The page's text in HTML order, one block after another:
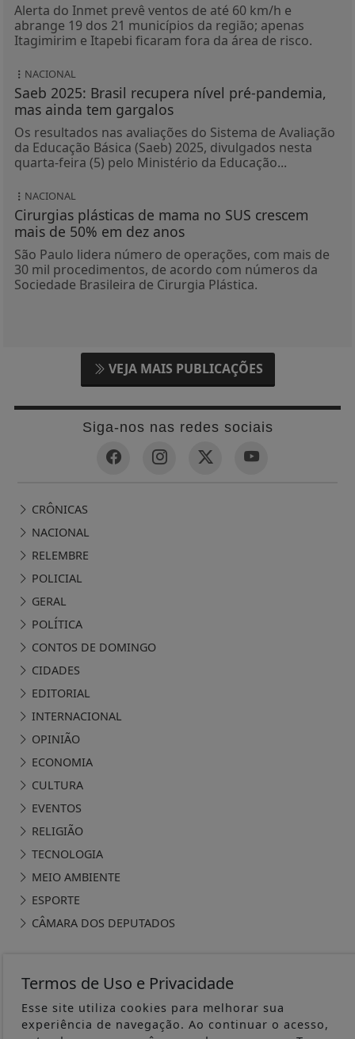
Alerta do Inmet prevê ventos de até 60 km/h e
abrange 19 dos 21 municípios da região; apenas
Itagimirim e Itapebi ficaram fora da área de risco.
NACIONAL
Saeb 2025: Brasil recupera nível pré-pandemia,
mas ainda tem gargalos
Os resultados nas avaliações do Sistema de Avaliação
da Educação Básica (Saeb) 2025, divulgados nesta
quarta-feira (5) pelo Ministério da Educação...
NACIONAL
Cirurgias plásticas de mama no SUS crescem
mais de 50% em dez anos
São Paulo lidera número de operações, com mais de
30 mil procedimentos, de acordo com números da
Sociedade Brasileira de Cirurgia Plástica.
VEJA MAIS PUBLICAÇÕES
Siga-nos nas redes sociais
CRÔNICAS
NACIONAL
RELEMBRE
POLICIAL
GERAL
POLÍTICA
CONTOS DE DOMINGO
CIDADES
EDITORIAL
INTERNACIONAL
OPINIÃO
ECONOMIA
CULTURA
EVENTOS
RELIGIÃO
TECNOLOGIA
MEIO AMBIENTE
ESPORTE
CÂMARA DOS DEPUTADOS
ÁGUA PRETA 24H - TODOS OS DIREITOS RESERVADOS
Termos de Uso e Privacidade
Esse site utiliza cookies para melhorar sua
experiência de navegação. Ao continuar o acesso,